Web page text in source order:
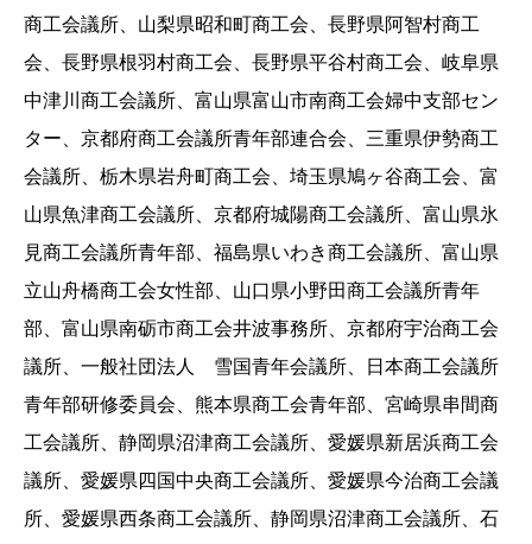
商工会議所、山梨県昭和町商工会、長野県阿智村商工
会、長野県根羽村商工会、長野県平谷村商工会、岐阜県
中津川商工会議所、富山県富山市南商工会婦中支部セン
ター、京都府商工会議所青年部連合会、三重県伊勢商工
会議所、栃木県岩舟町商工会、埼玉県鳩ヶ谷商工会、富
山県魚津商工会議所、京都府城陽商工会議所、富山県氷
見商工会議所青年部、福島県いわき商工会議所、富山県
立山舟橋商工会女性部、山口県小野田商工会議所青年
部、富山県南砺市商工会井波事務所、京都府宇治商工会
議所、一般社団法人 雪国青年会議所、日本商工会議所
青年部研修委員会、熊本県商工会青年部、宮崎県串間商
工会議所、静岡県沼津商工会議所、愛媛県新居浜商工会
議所、愛媛県四国中央商工会議所、愛媛県今治商工会議
所、愛媛県西条商工会議所、静岡県沼津商工会議所、石